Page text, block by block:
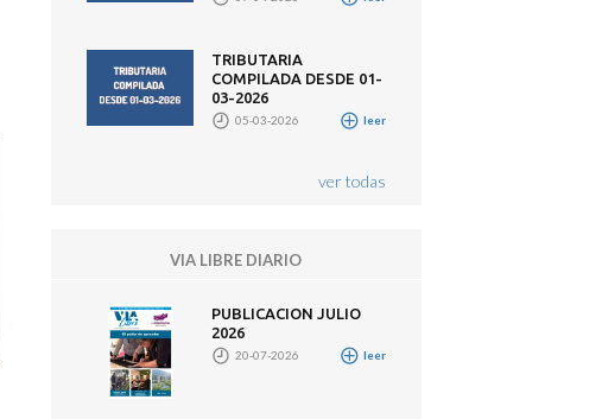
TRIBUTARIA
COMPILADA DESDE 01-
03-2026
05-03-2026 leer
ver todas
VIA LIBRE DIARIO
PUBLICACION JULIO
2026
20-07-2026 leer